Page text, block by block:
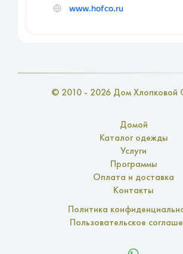
© 2010 - 2026 Дом Хлопковой
Домой
Каталог одежды
Услуги
Программы
Оплата и доставка
Контакты
Политика
Пользовательское